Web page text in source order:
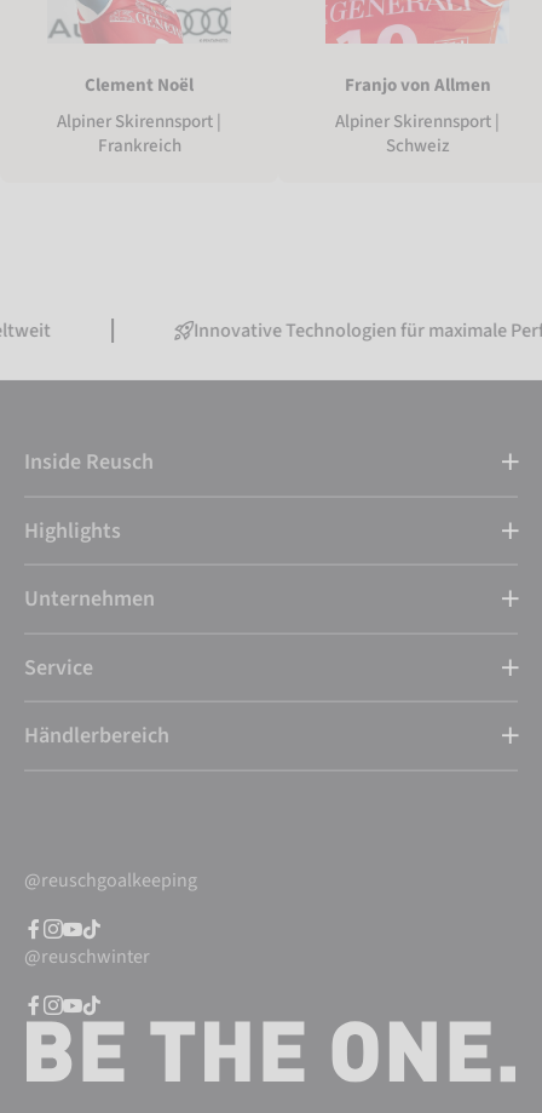
Clement Noël
Alpiner Skirennsport |
Frankreich
Franjo von Allmen
Alpiner Skirennsport |
Schweiz
Innovative Technologien für maximale Performance
Inside Reusch
Highlights
Unternehmen
Service
Händlerbereich
@reuschgoalkeeping
@reuschwinter